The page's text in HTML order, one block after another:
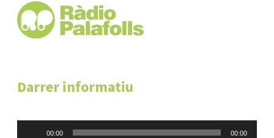
Darrer informatiu
00:00 00:00